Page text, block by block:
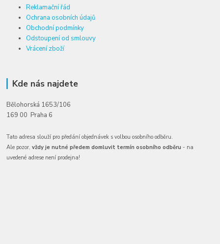
Reklamační řád
Ochrana osobních údajů
Obchodní podmínky
Odstoupení od smlouvy
Vrácení zboží
Kde nás najdete
Bělohorská 1653/106
169 00 Praha 6
Tato adresa slouží pro předání objednávek s volbou osobního odběru.
Ale pozor,vždy je nutné předem domluvit termín osobního odběru - na
uvedené adrese není prodejna!